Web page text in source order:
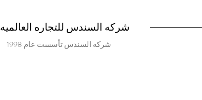
شركه السندس للتجاره العالميه
شركه السندس تأسست عام 1998